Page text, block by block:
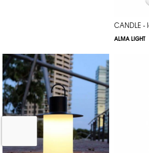
CANDLE
ALMA LIGHT